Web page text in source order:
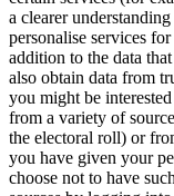
a clearer
personalise services
addition to the data
also obtain data from
you might be
from a variety of
the electoral roll) or
you have given your
choose not to have